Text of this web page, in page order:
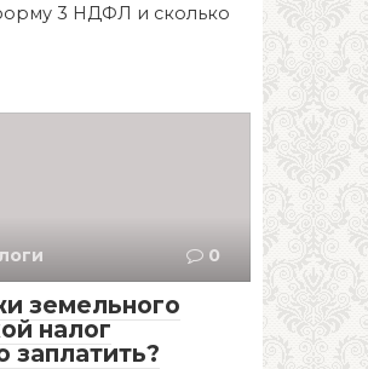
3 НДФЛ и сколько
0
земельного
налог
заплатить?